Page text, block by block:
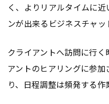
く、よりリアルタイムに
ンが出来るビジネスチャッ
クライアントへ訪問に行
アントのヒアリングに参
り、日程調整は頻発する作